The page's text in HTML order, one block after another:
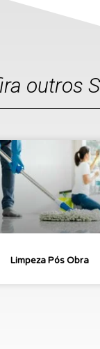
outros
Limpeza Pós Obra